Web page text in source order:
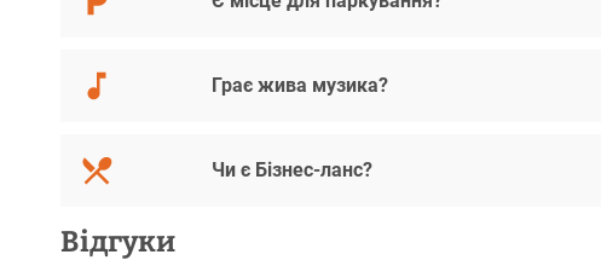
Грає жива музика?
Чи є Бізнес-ланс?
Відгуки